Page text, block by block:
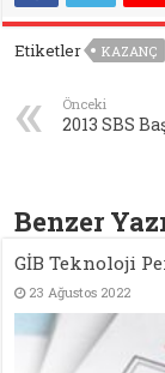
Etiketler KAZANÇ
Önceki
2013 SBS
Benzer
GİB Teknoloji
23 Ağustos 2022